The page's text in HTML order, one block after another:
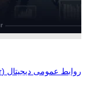
روابط عمومی دیجیتال (dpr) چیست؟